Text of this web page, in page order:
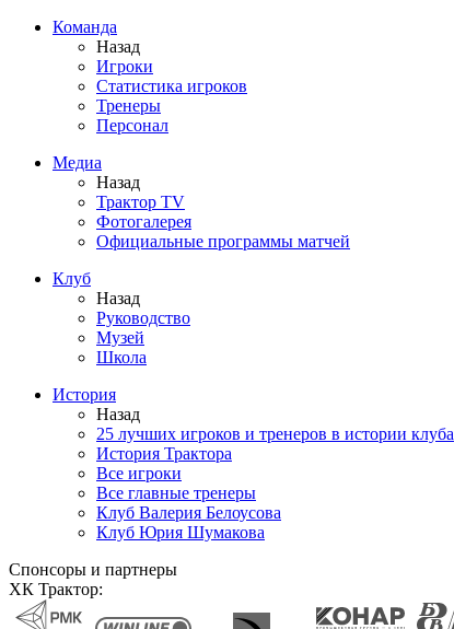
Команда
Назад
Игроки
Статистика игроков
Тренеры
Персонал
Медиа
Назад
Трактор TV
Фотогалерея
Официальные программы матчей
Клуб
Назад
Руководство
Музей
Школа
История
Назад
25 лучших игроков и тренеров в истории клуба
История Трактора
Все игроки
Все главные тренеры
Клуб Валерия Белоусова
Клуб Юрия Шумакова
Спонсоры и партнеры
ХК Трактор: